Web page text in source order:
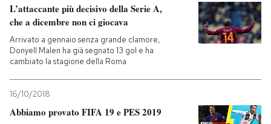
L’attaccante più decisivo della Serie A,
che a dicembre non ci giocava
Arrivato a gennaio senza grande clamore,
Donyell Malen ha già segnato 13 gol e ha
cambiato la stagione della Roma
16/10/2018
Abbiamo provato FIFA 19 e PES 2019